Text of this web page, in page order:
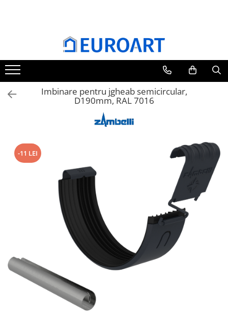
Imbinare pentru jgheab semicircular,
D190mm, RAL 7016
-11 LEI